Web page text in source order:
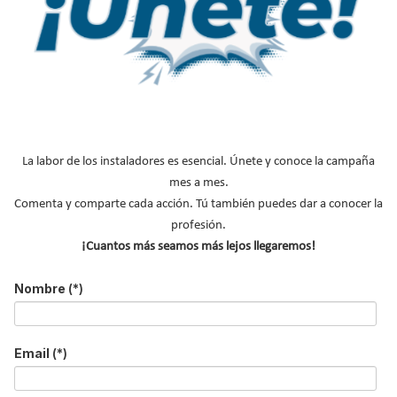
Publicado en Construcción Sostenible 29 Oct 2025
construcción industrializada se presenta como una solución a
nivel global para reducir la huella de carbono y optimizar el uso
, permitiendo un mayor control de
los edificios, a la vez que la producción en fábrica asegura una
En España, esta tendencia cobra especial relevancia ante la
La labor de los instaladores es esencial. Únete y conoce la campaña
mes a mes.
Comenta y comparte cada acción. Tú también puedes dar a conocer la
profesión.
¡Cuantos más seamos más lejos llegaremos!
Nombre (*)
Email (*)